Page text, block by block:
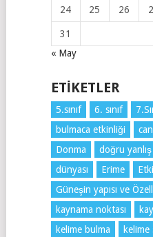
24 25 26
31
« May
ETIKETLER
5.sınıf 6. sınıf
bulmaca etkinliği
Donma
doğru
dünyası
Erime
Güneşin yapısı ve
kaynama noktası
kelime bulma